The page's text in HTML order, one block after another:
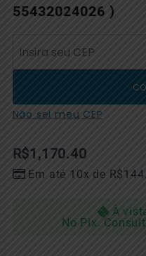
55432024026 )
Não sei meu CEP
R$1,170.40
Em até 10x de R$
À
No Pix.